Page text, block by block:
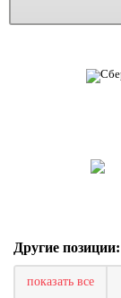
Другие позиции:
показать все